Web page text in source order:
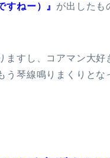
すねー）』 が出したも
ますし、コアマン大好
う琴線鳴りまくりとな